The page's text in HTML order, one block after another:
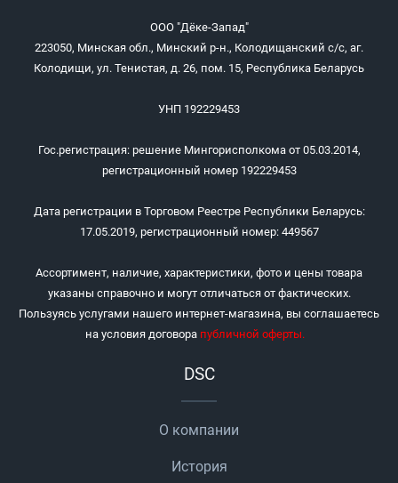
ООО "Дёке-Запад"
223050, Минская обл., Минский р-н., Колодищанский с/с, аг.
Колодищи, ул. Тенистая, д. 26, пом. 15, Республика Беларусь
УНП 192229453
Гос.регистрация: решение Мингорисполкома от 05.03.2014,
регистрационный номер 192229453
Дата регистрации в Торговом Реестре Республики Беларусь:
17.05.2019, регистрационный номер: 449567
Ассортимент, наличие, характеристики, фото и цены товара
указаны справочно и могут отличаться от фактических.
Пользуясь услугами нашего интернет-магазина, вы соглашаетесь
на условия договора публичной оферты.
DSC
О компании
История